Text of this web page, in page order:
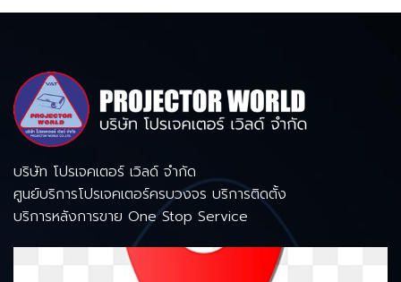
บริษัท โปรเจคเตอร์ เวิลด์ จำกัด
ศูนย์บริการโปรเจคเตอร์ครบวงจร บริการติดตั้ง
บริการหลังการขาย One Stop Service